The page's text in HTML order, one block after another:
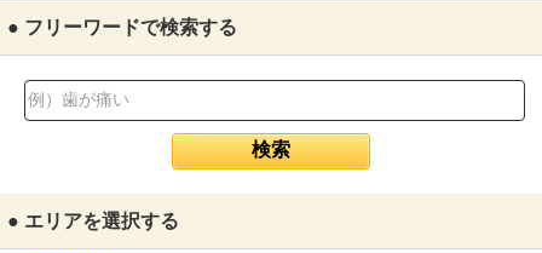
● フリーワードで検索する
● エリアを選択する